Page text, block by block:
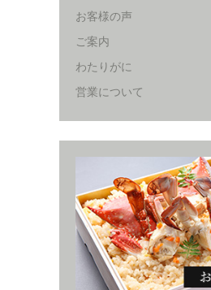
お客様の声
ご案内
わたりがに
営業について